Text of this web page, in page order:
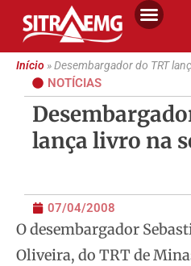
Início»Desembargador do TRT
NOTÍCIAS
lança livro na
07/04/2008
O desembargador
Oliveira, do TRT de